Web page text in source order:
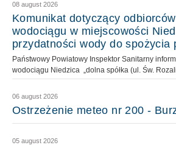
08 august 2026
Komunikat dotyczący
wodociągu w miejscowości
przydatności wody do spożycia
Państwowy Powiatowy Inspektor Sanitarny
wodociągu Niedzica „dolna spółka (ul. Św.
06 august 2026
Ostrzeżenie meteo nr 200 -
05 august 2026